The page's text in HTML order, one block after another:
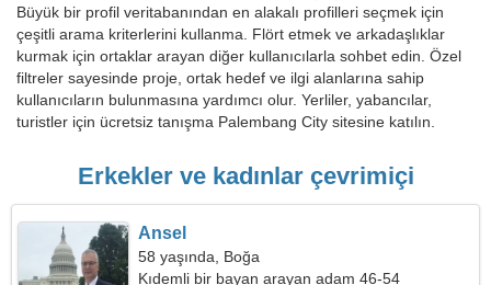
Büyük bir profil veritabanından en alakalı profilleri seçmek için
çeşitli arama kriterlerini kullanma. Flört etmek ve arkadaşlıklar
kurmak için ortaklar arayan diğer kullanıcılarla sohbet edin. Özel
filtreler sayesinde proje, ortak hedef ve ilgi alanlarına sahip
kullanıcıların bulunmasına yardımcı olur. Yerliler, yabancılar,
turistler için ücretsiz tanışma Palembang City sitesine katılın.
Erkekler ve kadınlar çevrimiçi
Ansel
58 yaşında, Boğa
Kıdemli bir bayan arayan adam 46-54